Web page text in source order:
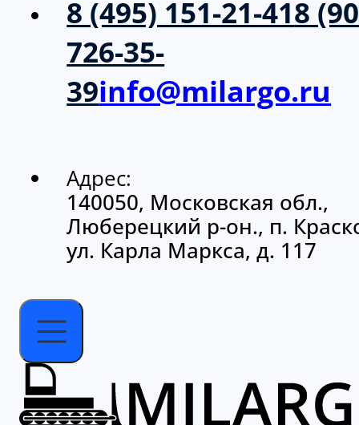
726-35-
39info@milargo.ru
140050, Московская обл.,
Люберецкий р-он., п.
ул. Карла Маркса, д. 117